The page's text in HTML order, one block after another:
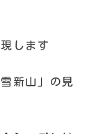
します
新山」の見